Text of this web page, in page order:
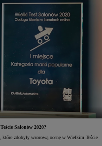
Salonów 2020?
zdobyły wzorową ocenę w Wielkim Teście